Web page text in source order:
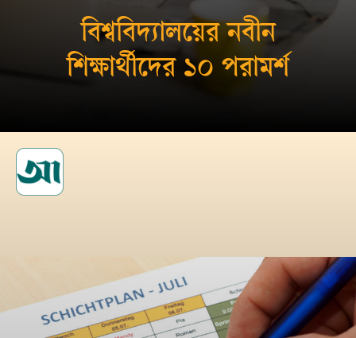
বিশ্ববিদ্যালয়ের নবীন
শিক্ষার্থীদের ১০ পরামর্শ